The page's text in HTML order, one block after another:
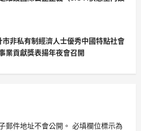
非私有制經濟人士優秀中國特點社會
業貢獻獎表揚年夜會召開
郵件地址不會公開。 必填欄位標示為